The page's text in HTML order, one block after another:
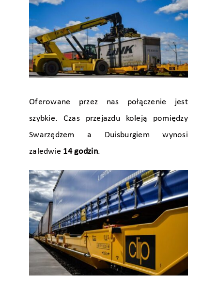
Oferowane przez nas połączenie jest
szybkie. Czas przejazdu koleją pomiędzy
Swarzędzem a Duisburgiem wynosi
zaledwie 14 godzin.